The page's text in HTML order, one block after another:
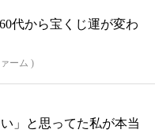
代から宝くじ運が変わ
ーム )
」と思ってた私が本当